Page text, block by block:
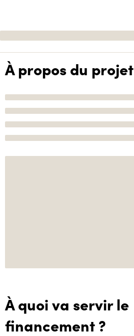
À propos du projet
À quoi va servir le
financement ?